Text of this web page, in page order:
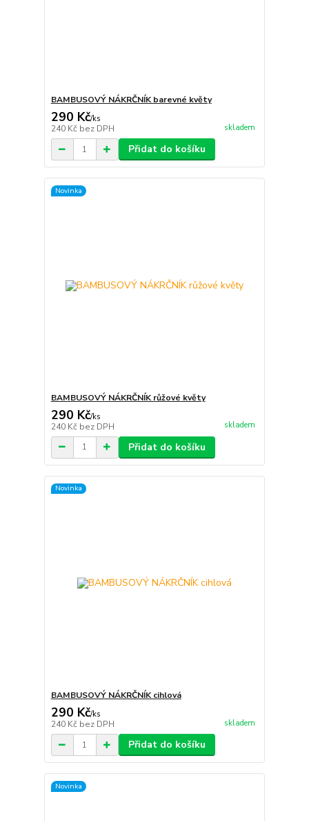
BAMBUSOVÝ NÁKRČNÍK barevné květy
290 Kč/ks
240 Kč bez DPH skladem
Přidat do košíku
Novinka
BAMBUSOVÝ NÁKRČNÍK růžové květy
290 Kč/ks
240 Kč bez DPH skladem
Přidat do košíku
Novinka
BAMBUSOVÝ NÁKRČNÍK cihlová
290 Kč/ks
240 Kč bez DPH skladem
Přidat do košíku
Novinka